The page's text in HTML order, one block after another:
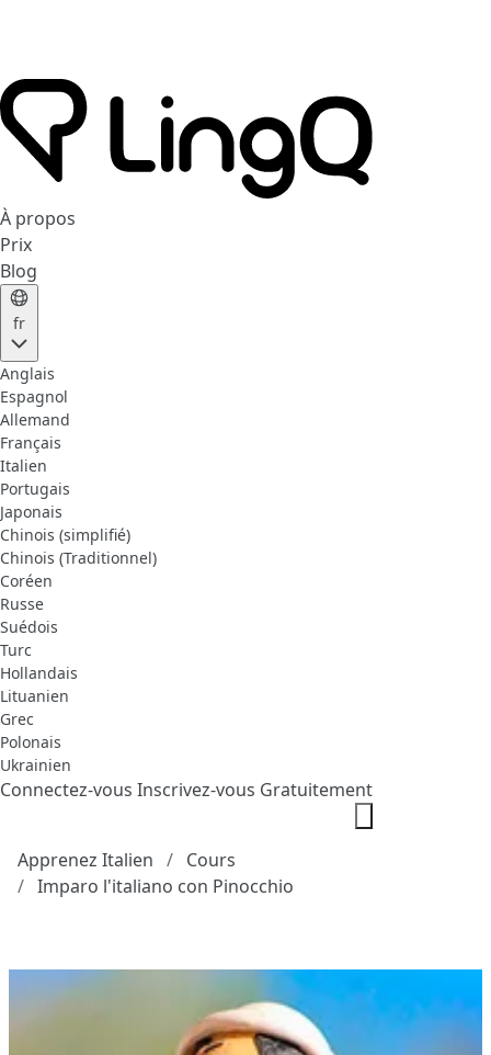
À propos
Prix
Blog
fr
Anglais
Espagnol
Allemand
Français
Italien
Portugais
Japonais
Chinois (simplifié)
Chinois (Traditionnel)
Coréen
Russe
Suédois
Turc
Hollandais
Lituanien
Grec
Polonais
Ukrainien
Connectez-vous Inscrivez-vous Gratuitement
Apprenez Italien
Cours
Imparo l'italiano con Pinocchio